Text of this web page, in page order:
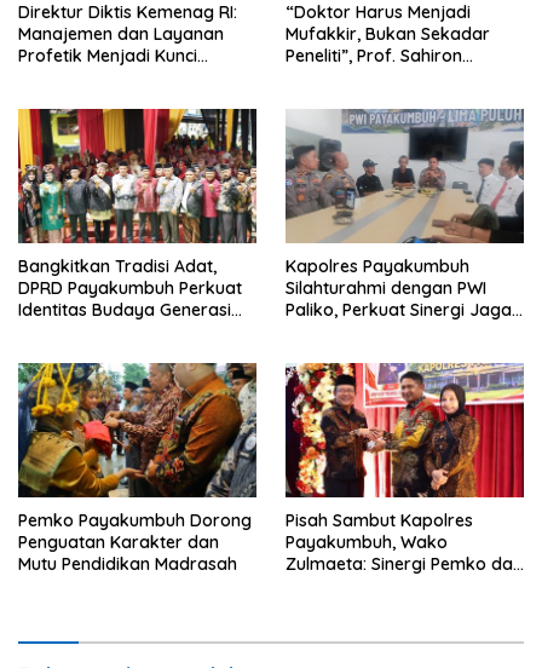
Direktur Diktis Kemenag RI:
Manajemen dan Layanan
Profetik Menjadi Kunci
Kampus Bereputasi Global
“Doktor Harus Menjadi
Mufakkir, Bukan Sekadar
Peneliti”, Prof. Sahiron
Bangkitkan Tradisi Adat,
DPRD Payakumbuh Perkuat
Identitas Budaya Generasi
Kapolres Payakumbuh
Silahturahmi dengan PWI
Paliko, Perkuat Sinergi Jaga
Pemko Payakumbuh Dorong
Penguatan Karakter dan
Mutu Pendidikan Madrasah
Pisah Sambut Kapolres
Payakumbuh, Wako
Zulmaeta: Sinergi Pemko dan